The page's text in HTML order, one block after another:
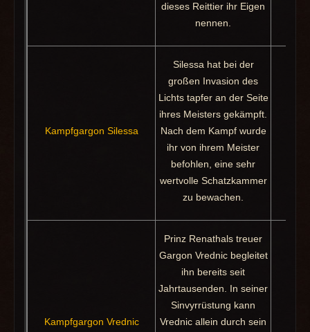
dieses Reittier ihr Eigen
nennen.
Kampfgargon Silessa
Silessa hat bei der
großen Invasion des
Lichts tapfer an der Seite
ihres Meisters gekämpft.
Nach dem Kampf wurde
ihr von ihrem Meister
befohlen, eine sehr
wertvolle Schatzkammer
zu bewachen.
Kampfgargon Vrednic
Prinz Renathals treuer
Gargon Vrednic begleitet
ihn bereits seit
Jahrtausenden. In seiner
Sinvyrrüstung kann
Vrednic allein durch sein